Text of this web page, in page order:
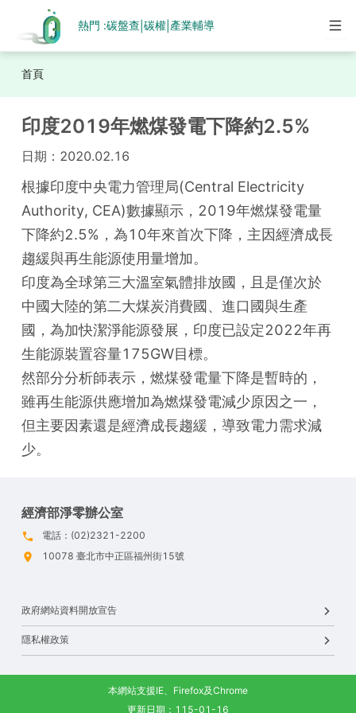
熱門 :碳盤查 碳權| 產業輔導
首頁
印度2019年燃煤發電下降約2.5%
日期： 2020.02.16
根據印度中央電力管理局(Central Electricity
Authority, CEA)數據顯示，2019年燃煤發電量
下降約2.5%，為10年來首次下降，主因經濟成長
趨緩與再生能源使用量增加。
印度為全球第三大溫室氣體排放國，且是僅次於
中國大陸的第二大煤炭消費國、進口國與生產
國，為加快潔淨能源發展，印度已設定2022年再
生能源裝置容量175GW目標。
然部分分析師表示，燃煤發電量下降是暫時的，
雖再生能源供應增加為燃煤發電減少原因之一，
但主要因素還是經濟成長趨緩，導致電力需求減
少。
經濟部淨零辦公室
電話：(02)2321-2200
10078 臺北市中正區福州街15號
政府網站資料開放宣告
隱私權政策
本網站支援IE、Firefox及Chrome
更新日期：115-01-16